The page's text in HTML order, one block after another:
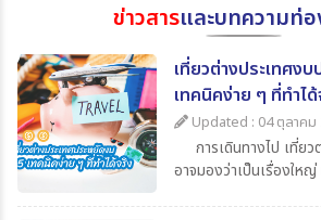
ข่าวสารและบทความท่อ
เที่ยวต่างประเทศง
เทคนิคง่าย ๆ ที่ทำไ
Updated : 04 ตุลาคม
การเดินทางไป เที่ย
อาจมองว่าเป็นเรื่องใหญ่